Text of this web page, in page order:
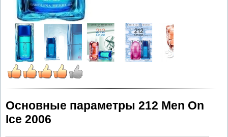
Основные параметры 212 Men On
Ice 2006